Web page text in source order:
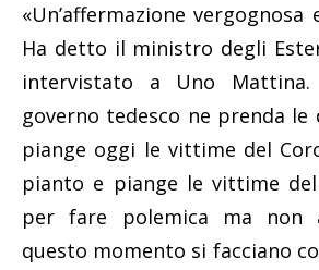
«Un’affermazione vergognosa
Ha detto il ministro degli
intervistato a Uno
governo tedesco ne prenda le
piange oggi le vittime del
pianto e piange le vittime
per fare polemica ma non
questo momento si facciano